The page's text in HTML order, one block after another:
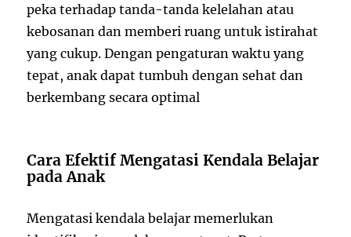
peka terhadap tanda-tanda kelelahan atau
kebosanan dan memberi ruang untuk istirahat
yang cukup. Dengan pengaturan waktu yang
tepat, anak dapat tumbuh dengan sehat dan
berkembang secara optimal
Cara Efektif Mengatasi Kendala Belajar
pada Anak
Mengatasi kendala belajar memerlukan